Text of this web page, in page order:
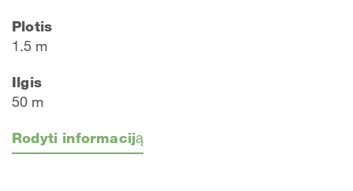
Plotis
1.5 m
Ilgis
50 m
Rodyti informaciją